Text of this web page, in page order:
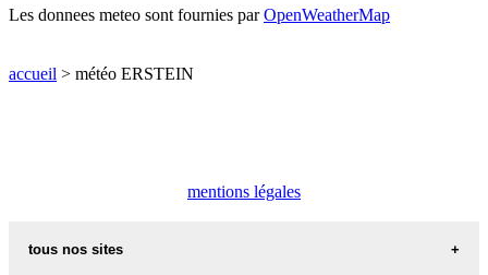
Les donnees meteo sont fournies parOpenWeatherMap
accueil > météo ERSTEIN
mentions légales
tous nos sites